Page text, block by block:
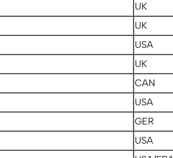
UK
UK
USA
UK
CAN
USA
GER
USA